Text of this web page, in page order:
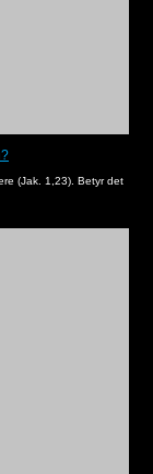
(Jak. 1,23). Betyr det